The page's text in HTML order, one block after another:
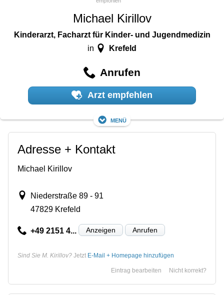
Michael Kirillov
Kinderarzt, Facharzt für Kinder- und Jugendmedizin
in Krefeld
Anrufen
Arzt empfehlen
Menü
Adresse + Kontakt
Michael Kirillov
Niederstraße 89 - 91
47829 Krefeld
+49 2151 4... Anzeigen Anrufen
Sind Sie M. Kirillov? Jetzt E-Mail + Homepage hinzufügen
Nicht korrekt?
Eintrag bearbeiten